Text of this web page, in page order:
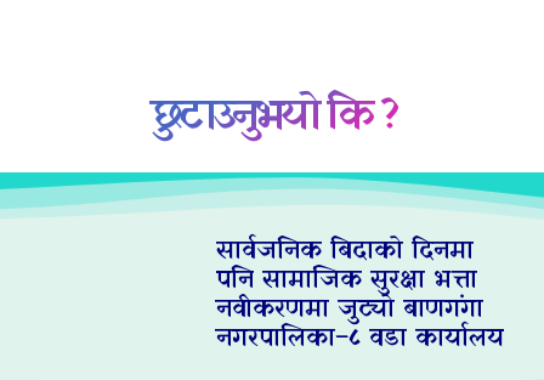
छुटाउनुभयो कि ?
सार्वजनिक बिदाको दिनमा
पनि सामाजिक सुरक्षा भत्ता
नवीकरणमा जुट्यो बाणगंगा
नगरपालिका–८ वडा कार्यालय